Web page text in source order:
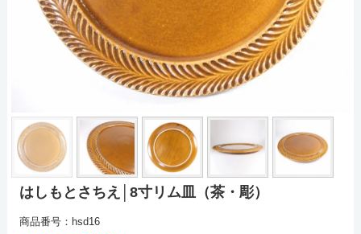
はしもとさちえ│8寸リム皿（茶・彫）
商品番号：hsd16